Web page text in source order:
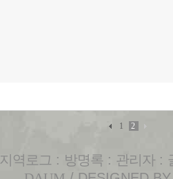
1 2
지역로그 : 방명록 : 관리자 :